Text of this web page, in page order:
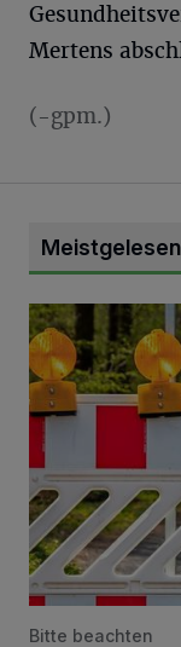
Mertens
(-gpm.)
Meistgelesen
Vollsperrung der
Bitte beachten